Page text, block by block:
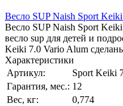
Весло SUP Naish Sport
Весло SUP Naish Sport
весло sup для детей и
Keiki 7.0 Vario Alum
Характеристики
Артикул:
Sport Keiki
Гарантия, мес.: 12
Вес, кг:
0,774